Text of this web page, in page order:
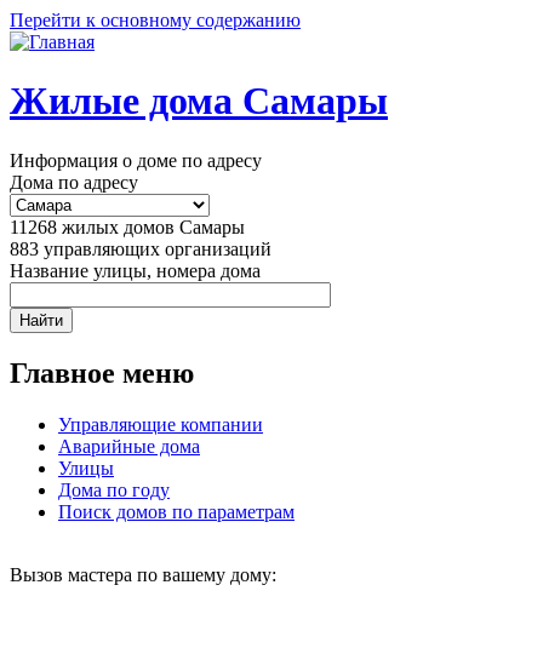
Перейти к основному содержанию
Жилые дома Самары
Информация о доме по адресу
Дома по адресу
11268 жилых домов Самары
883 управляющих организаций
Название улицы, номера дома
Главное меню
Управляющие компании
Аварийные дома
Улицы
Дома по году
Поиск домов по параметрам
Вызов мастера по вашему дому: